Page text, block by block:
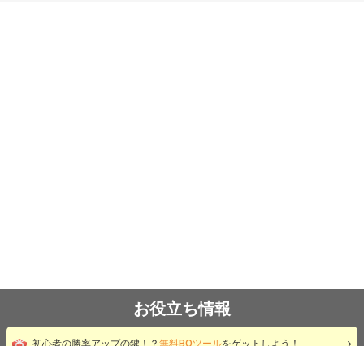
お役立ち情報
初心者の勝率アップの鍵！？ 無料BOツールをゲットしよう！